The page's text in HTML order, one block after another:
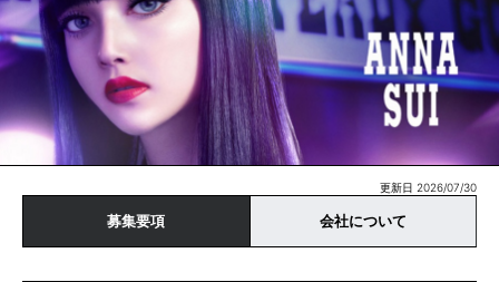
更新日 2026/07/30
募集要項 会社について